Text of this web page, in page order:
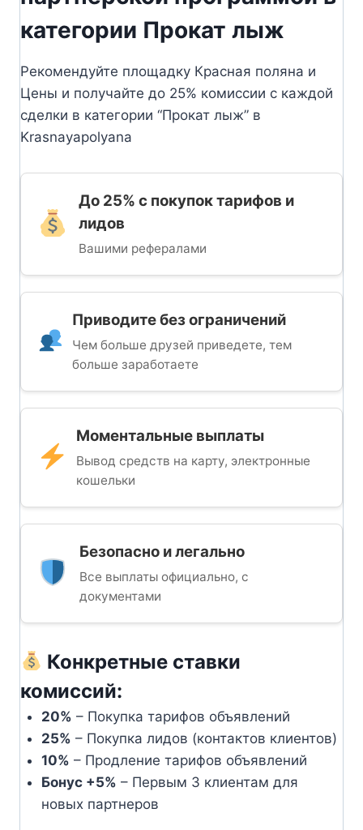
категории Прокат лыж
Рекомендуйте площадку Красная поляна и
Цены и получайте до 25% комиссии с каждой
сделки в категории “Прокат лыж” в
Krasnayapolyana
До 25% с покупок тарифов и
лидов
Вашими рефералами
Приводите без ограничений
Чем больше друзей приведете, тем
больше заработаете
Моментальные выплаты
Вывод средств на карту, электронные
кошельки
Безопасно и легально
Все выплаты официально, с
документами
Конкретные ставки
комиссий:
20% – Покупка тарифов объявлений
25% – Покупка лидов (контактов клиентов)
10% – Продление тарифов объявлений
Бонус +5% – Первым 3 клиентам для
новых партнеров